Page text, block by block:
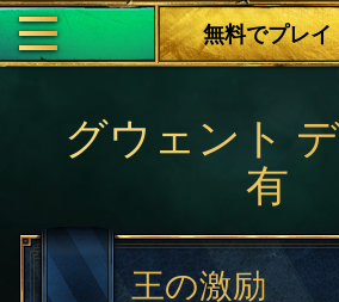
無料でプレイ
グウェント
有
王の激励